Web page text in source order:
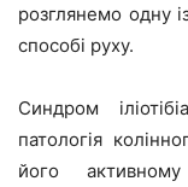
розглянемо одну
способі руху.
Синдром
патологія
його активному